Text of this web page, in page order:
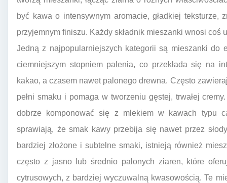
być kawa o intensywnym aromacie, gładkiej teksturze,
przyjemnym finiszu. Każdy składnik mieszanki wnosi coś
Jedną z najpopularniejszych kategorii są mieszanki do
ciemniejszym stopniem palenia, co przekłada się na
kakao, a czasem nawet palonego drewna. Często
pełni smaku i pomaga w tworzeniu gęstej, trwałej
dobrze komponować się z mlekiem w kawach typu
sprawiają, że smak kawy przebija się nawet przez
bardziej złożone i subtelne smaki, istnieją również
często z jasno lub średnio palonych ziaren, które
cytrusowych, z bardziej wyczuwalną kwasowością. Te